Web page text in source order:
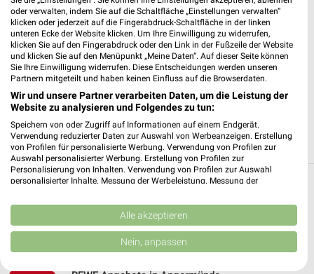
✔Standortgenaue Angebote
✔Folge deinem Lieblingshändler
✔Push-Benachrichtigungen bei neuen Prospekten
✔Einkaufsliste - Einkauf stressfrei planen
und um Eberswalde
oder verwalten, indem Sie auf die Schaltfläche „Einstellungen verwalten“
klicken oder jederzeit auf die Fingerabdruck-Schaltfläche in der linken
unteren Ecke der Website klicken. Um Ihre Einwilligung zu widerrufen,
klicken Sie auf den Fingerabdruck oder den Link in der Fußzeile der Website
und klicken Sie auf den Menüpunkt „Meine Daten“. Auf dieser Seite können
Sie Ihre Einwilligung widerrufen. Diese Entscheidungen werden unseren
Partnern mitgeteilt und haben keinen Einfluss auf die Browserdaten.
Wir und unsere Partner verarbeiten Daten, um die Leistung der
Website zu analysieren und Folgendes zu tun:
Speichern von oder Zugriff auf Informationen auf einem Endgerät.
Verwendung reduzierter Daten zur Auswahl von Werbeanzeigen. Erstellung
von Profilen für personalisierte Werbung. Verwendung von Profilen zur
Auswahl personalisierter Werbung. Erstellung von Profilen zur
Personalisierung von Inhalten. Verwendung von Profilen zur Auswahl
personalisierter Inhalte. Messung der Werbeleistung. Messung der
Kombinationen von Daten aus verschiedenen Quellen. Entwicklung und
Verbesserung der Angebote. Verwendung reduzierter Daten zur Auswahl
von Inhalten.
Daten können außerhalb der Europäischen Union weitergegeben und in die
USA gesendet werden.
Alle akzeptieren
Nein, anpassen